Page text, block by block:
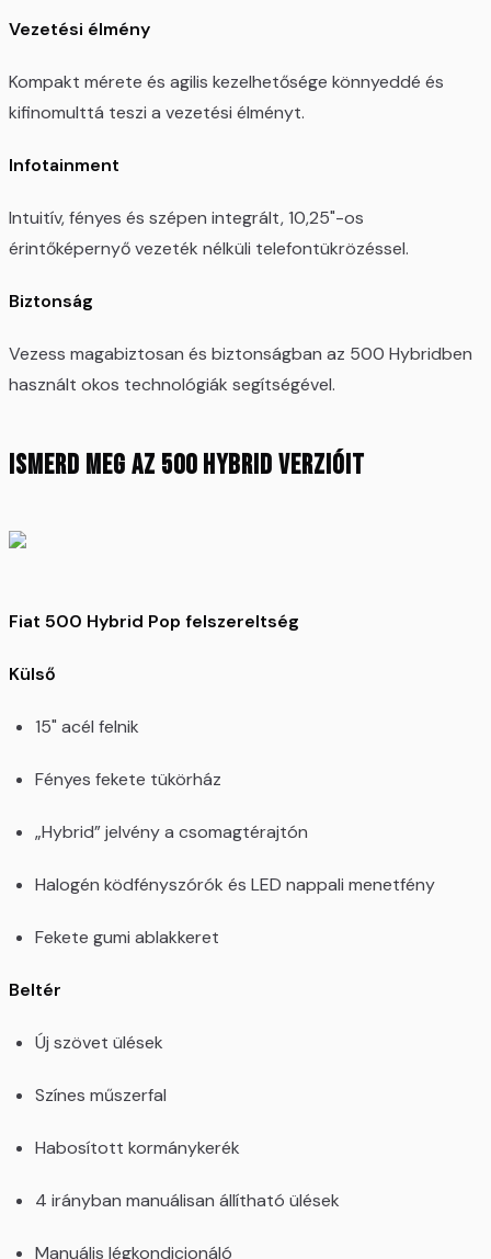
Vezetési élmény
Kompakt mérete és agilis kezelhetősége könnyeddé és
kifinomulttá teszi a vezetési élményt.
Infotainment​
Intuitív, fényes és szépen integrált, 10,25"-os
érintőképernyő vezeték nélküli telefontükrözéssel.
Biztonság​
Vezess magabiztosan és biztonságban az 500 Hybridben
használt okos technológiák segítségével.
Ismerd meg az 500 Hybrid verzióit
Fiat 500 Hybrid Pop felszereltség
Külső
15" acél felnik
Fényes fekete tükörház
„Hybrid” jelvény a csomagtérajtón
Halogén ködfényszórók és LED nappali menetfény
Fekete gumi ablakkeret
Beltér
Új szövet ülések
Színes műszerfal
Habosított kormánykerék
4 irányban manuálisan állítható ülések
Manuális légkondicionáló